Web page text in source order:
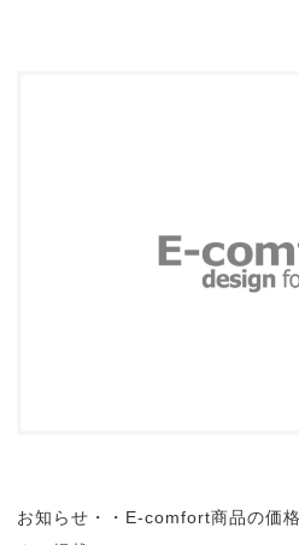
お知らせ・・E-comfort商品の価